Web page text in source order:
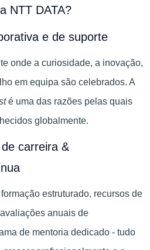
NTT DATA?
e de suporte
onde a curiosidade, a inovação,
em equipa são celebrados. A
é uma das razões pelas quais
globalmente.
carreira &
estruturado, recursos de
anuais de
de mentoria dedicado - tudo